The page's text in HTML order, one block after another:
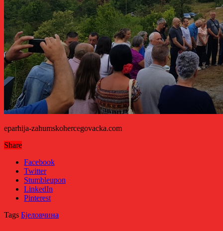
eparhija-zahumskohercegovacka.com
Share
Facebook
Twitter
Stumbleupon
LinkedIn
Pinterest
Tags Бјеловчина